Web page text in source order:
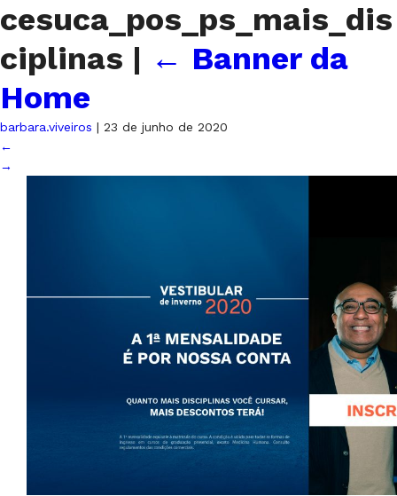
cesuca_pos_ps_mais_dis
ciplinas | ← Banner da
Home
barbara.viveiros | 23 de junho de 2020
←
→